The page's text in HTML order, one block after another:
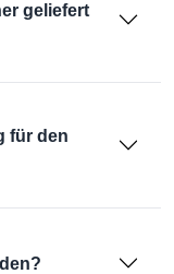
geliefert
für den